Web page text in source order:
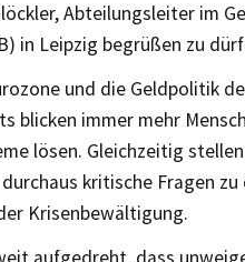
Abteilungsleiter im
in Leipzig begrüßen zu
und die Geldpolitik
blicken immer mehr
lösen. Gleichzeitig
kritische Fragen
Krisenbewältigung.